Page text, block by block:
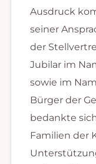
Ausdruck
seiner
der
Jubilar im
sowie im
Bürger der
bedankte
Familien der